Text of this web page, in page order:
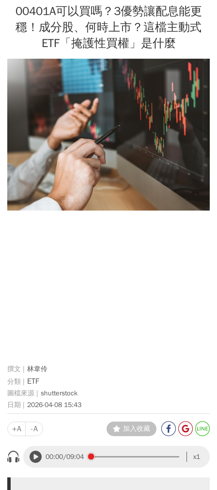
00401A可以買嗎？3優勢讓配息能更
穩！成分股、何時上市？這檔主動式
ETF「掩護性買權」是什麼
林韋伶
ETF
shutterstock
2026-04-08 15:43
+A -A 加入收藏
00:00/09:04 x1